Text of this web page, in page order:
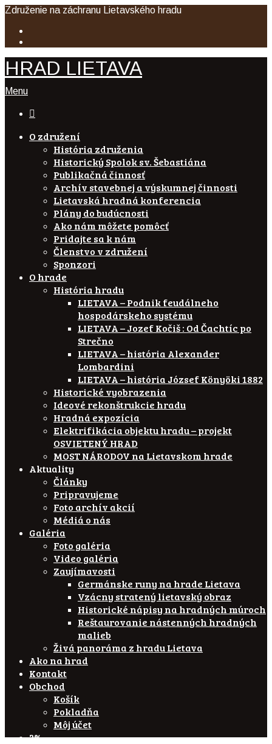
Združenie na záchranu Lietavského hradu
HRAD LIETAVA
Menu

O združení
História združenia
Historický Spolok sv. Šebastiána
Publikačná činnosť
Archív stavebnej a výskumnej činnosti
Lietavská hradná konferencia
Plány do budúcnosti
Ako nám môžete pomôcť
Pridajte sa k nám
Členstvo v združení
Sponzori
O hrade
História hradu
LIETAVA – Podnik feudálneho
hospodárskeho systému
LIETAVA – Jozef Kočiš : Od Čachtíc po
Strečno
LIETAVA – história Alexander
Lombardini
LIETAVA – história József Könyöki 1882
Historické vyobrazenia
Ideové rekonštrukcie hradu
Hradná expozícia
Elektrifikácia objektu hradu – projekt
OSVIETENÝ HRAD
MOST NÁRODOV na Lietavskom hrade
Aktuality
Články
Pripravujeme
Foto archív akcií
Médiá o nás
Galéria
Foto galéria
Video galéria
Zaujímavosti
Germánske runy na hrade Lietava
Vzácny stratený lietavský obraz
Historické nápisy na hradných múroch
Reštaurovanie nástenných hradných
malieb
Živá panoráma z hradu Lietava
Ako na hrad
Kontakt
Obchod
Košík
Pokladňa
Môj účet
2%